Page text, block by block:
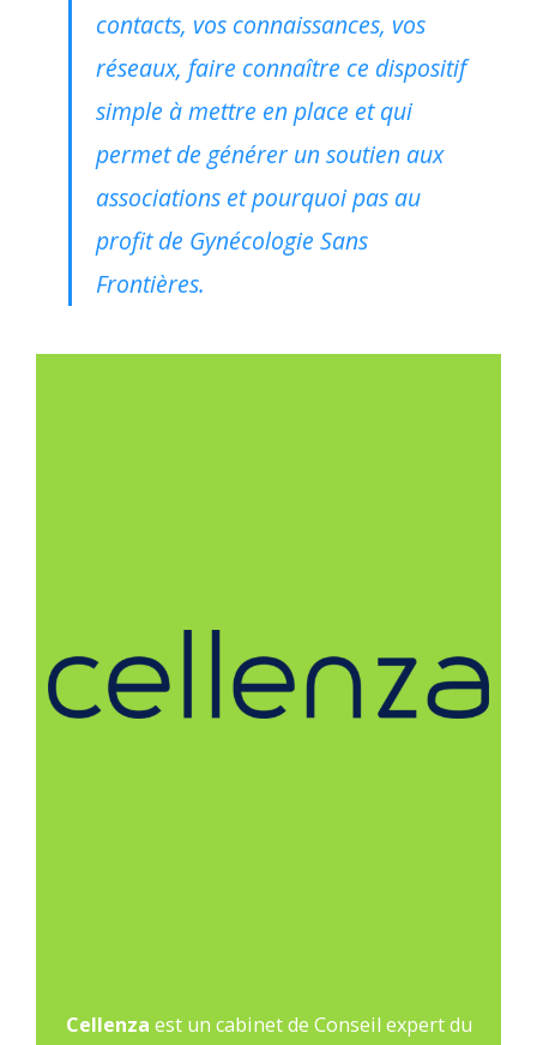
contacts, vos connaissances, vos
réseaux, faire connaître ce dispositif
simple à mettre en place et qui
permet de générer un soutien aux
associations et pourquoi pas au
profit de Gynécologie Sans
Frontières.
Cellenza est un cabinet de Conseil expert du